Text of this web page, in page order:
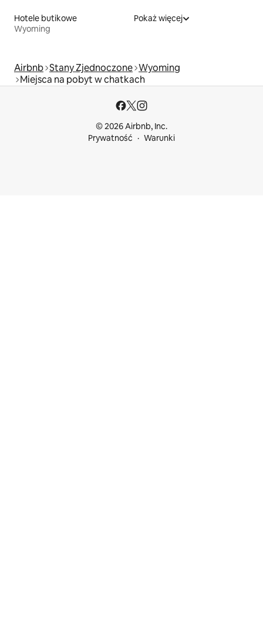
Hotele butikowe
Wyoming
Pokaż więcej
Airbnb Stany Zjednoczone Wyoming
Miejsca na pobyt w chatkach
© 2026 Airbnb, Inc.
Prywatność
Warunki